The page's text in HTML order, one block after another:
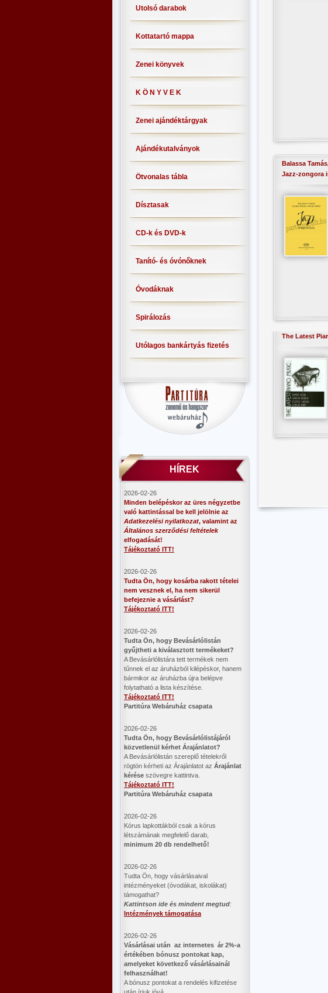
Utolsó darabok
Kottatartó mappa
Zenei könyvek
K Ö N Y V E K
Zenei ajándéktárgyak
Ajándékutalványok
Ötvonalas tábla
Dísztasak
CD-k és DVD-k
Tanító- és óvónőknek
Óvodáknak
Spirálozás
Utólagos bankártyás fizetés
HÍREK
2026-02-26
Minden belépéskor az üres négyzetbe
való kattintással be kell jelölnie az
Adatkezelési nyilatkozat, valamint az
Általános szerződési feltételek
elfogadását!
Tájékoztató ITT!
2026-02-26
Tudta Ön, hogy kosárba rakott tételei
nem vesznek el, ha nem sikerül
befejeznie a vásárlást?
Tájékoztató ITT!
2026-02-26
​Tudta Ön, hogy Bevásárlólistán
gyűjtheti a kiválasztott termékeket?
A Bevásárlólistára tett termékek nem
tűnnek el az áruházból kilépéskor, hanem
bármikor az áruházba újra belépve
folytatható a lista készítése.
Tájékoztató ITT!
Partitúra Webáruház csapata
2026-02-26
​Tudta Ön, hogy Bevásárlólistájáról
közvetlenül kérhet Árajánlatot?
A Bevásárlólistán szereplő tételekről
rögtön kérheti az Árajánlatot az Árajánlat
kérése szövegre kattintva.
Tájékoztató ITT!
Partitúra Webáruház csapata
2026-02-26
Kórus lapkottákból csak a kórus
létszámának megfelelő darab,
minimum 20 db rendelhető!
2026-02-26
Tudta Ön, hogy vásárlásaival
intézményeket (óvodákat, iskolákat)
támogathat?
Kattintson ide és mindent megtud:
Intézmények támogatása
2026-02-26
Vásárlásai után az internetes ár 2%-a
értékében bónusz pontokat kap,
amelyeket következő vásárlásainál
felhasználhat!
A bónusz pontokat a rendelés kifizetése
Balassa
Jazz-zongora
The Latest